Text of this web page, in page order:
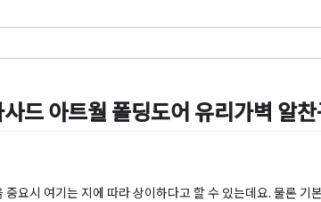
드 아트월 폴딩도어 유리가벽 알
요시 여기는 지에 따라 상이하다고 할 수 있는데요. 물론 기